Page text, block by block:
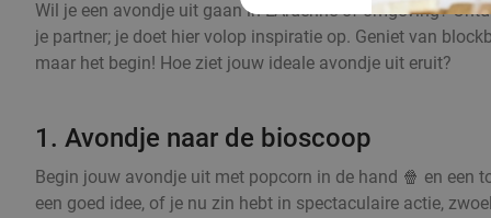
Wil je een avondje uit gaan in L'Ardenne of omgeving?
je partner; je doet hier volop inspiratie op. Geniet van
maar het begin! Hoe ziet jouw ideale avondje uit eruit?
1. Avondje naar de bioscoop
Begin jouw avondje uit met popcorn in de hand 🍿 en
een goed idee, of je nu zin hebt in spectaculaire actie,